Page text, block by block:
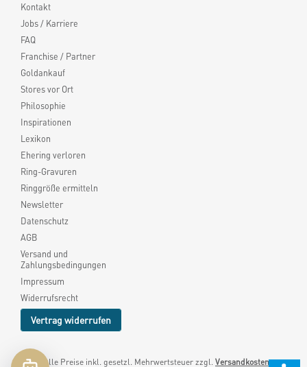
Kontakt
Jobs / Karriere
FAQ
Franchise / Partner
Goldankauf
Stores vor Ort
Philosophie
Inspirationen
Lexikon
Ehering verloren
Ring-Gravuren
Ringgröße ermitteln
Newsletter
Datenschutz
AGB
Versand und
Zahlungsbedingungen
Impressum
Widerrufsrecht
Vertrag widerrufen
* Alle Preise inkl. gesetzl. Mehrwertsteuer zzgl. Versandkosten